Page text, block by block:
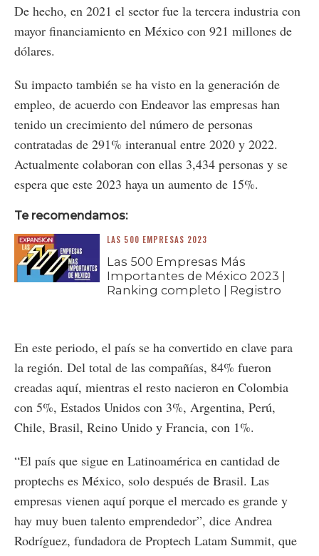
De hecho, en 2021 el sector fue la tercera industria con
mayor financiamiento en México con 921 millones de
dólares.
Su impacto también se ha visto en la generación de
empleo, de acuerdo con Endeavor las empresas han
tenido un crecimiento del número de personas
contratadas de 291% interanual entre 2020 y 2022.
Actualmente colaboran con ellas 3,434 personas y se
espera que este 2023 haya un aumento de 15%.
Te recomendamos:
LAS 500 EMPRESAS 2023
Las 500 Empresas Más
Importantes de México 2023 |
Ranking completo | Registro
En este periodo, el país se ha convertido en clave para
la región. Del total de las compañías, 84% fueron
creadas aquí, mientras el resto nacieron en Colombia
con 5%, Estados Unidos con 3%, Argentina, Perú,
Chile, Brasil, Reino Unido y Francia, con 1%.
“El país que sigue en Latinoamérica en cantidad de
proptechs es México, solo después de Brasil. Las
empresas vienen aquí porque el mercado es grande y
hay muy buen talento emprendedor”, dice Andrea
Rodríguez, fundadora de Proptech Latam Summit, que